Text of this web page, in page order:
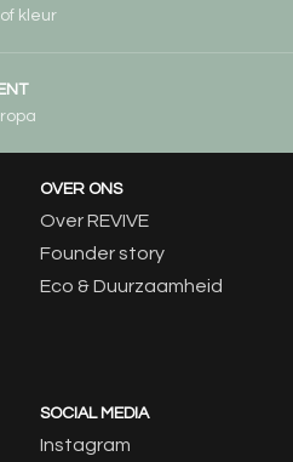
kleur
OVER ONS
Over REVIVE
Founder story
Eco & Duurzaamheid
SOCIAL MEDIA
Instagram